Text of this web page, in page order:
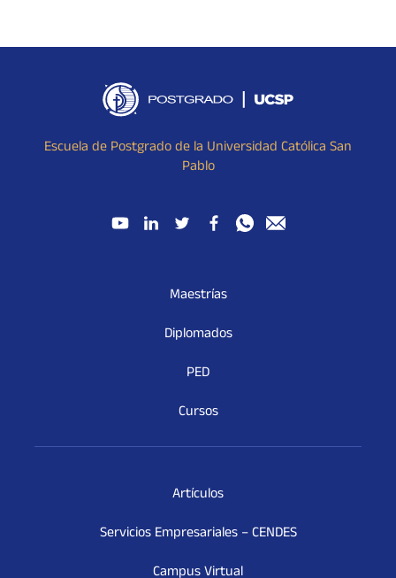
Escuela de Postgrado de la Universidad Católica San
Pablo
Maestrías
Diplomados
PED
Cursos
Artículos
Servicios Empresariales – CENDES
Campus Virtual